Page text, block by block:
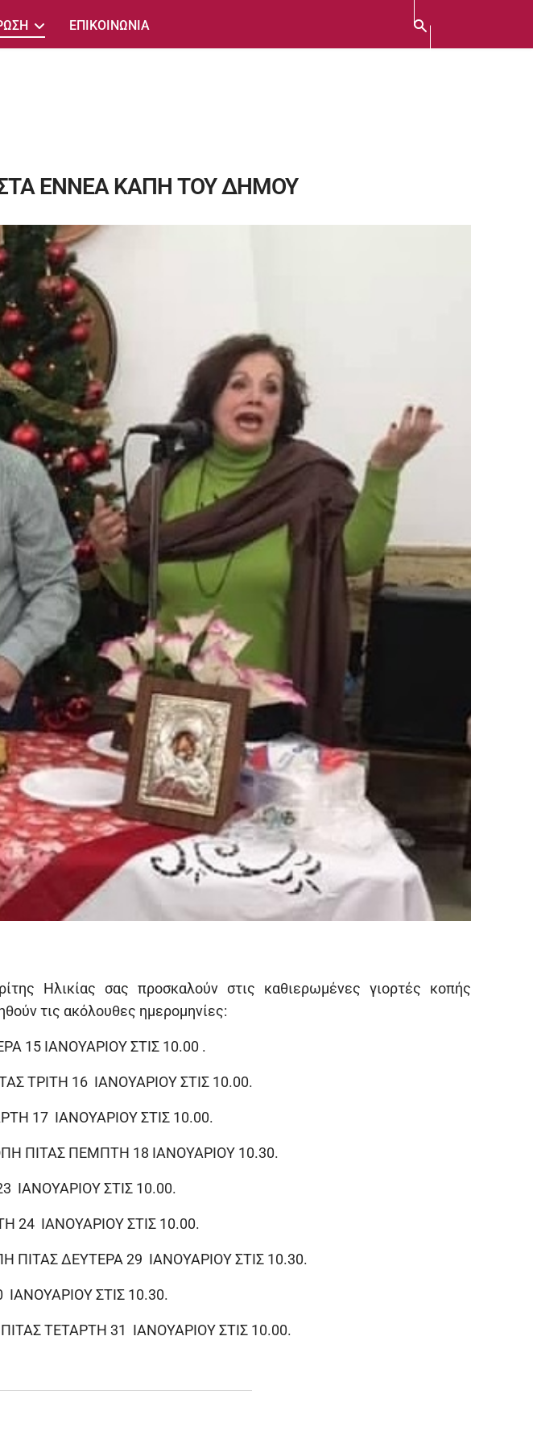
ΕΠΙΚΟΙΝΩΝΙΑ
ΕΝΝΕΑ ΚΑΠΗ ΤΟΥ ΔΗΜΟΥ
Ηλικίας σας προσκαλούν στις καθιερωμένες γιορτές κοπής
τις ακόλουθες ημερομηνίες:
15 ΙΑΝΟΥΑΡΙΟΥ ΣΤΙΣ 10.00 .
ΤΡΙΤΗ 16 ΙΑΝΟΥΑΡΙΟΥ ΣΤΙΣ 10.00.
17 ΙΑΝΟΥΑΡΙΟΥ ΣΤΙΣ 10.00.
ΠΙΤΑΣ ΠΕΜΠΤΗ 18 ΙΑΝΟΥΑΡΙΟΥ 10.30.
ΙΑΝΟΥΑΡΙΟΥ ΣΤΙΣ 10.00.
24 ΙΑΝΟΥΑΡΙΟΥ ΣΤΙΣ 10.00.
ΠΙΤΑΣ ΔΕΥΤΕΡΑ 29 ΙΑΝΟΥΑΡΙΟΥ ΣΤΙΣ 10.30.
ΣΤΙΣ 10.30.
ΤΕΤΑΡΤΗ 31 ΙΑΝΟΥΑΡΙΟΥ ΣΤΙΣ 10.00.